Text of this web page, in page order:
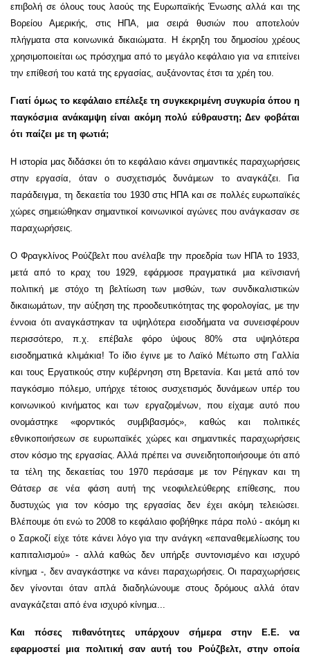
επιβολή σε όλους τους λαούς της Ευρωπαϊκής Ένωσης αλλά και της
Βορείου Αμερικής, στις ΗΠΑ, μια σειρά θυσιών που αποτελούν
πλήγματα στα κοινωνικά δικαιώματα. Η έκρηξη του δημοσίου χρέους
χρησιμοποιείται ως πρόσχημα από το μεγάλο κεφάλαιο για να επιτείνει
την επίθεσή του κατά της εργασίας, αυξάνοντας έτσι τα χρέη του.
Γιατί όμως το κεφάλαιο επέλεξε τη συγκεκριμένη συγκυρία όπου η
παγκόσμια ανάκαμψη είναι ακόμη πολύ εύθραυστη; Δεν φοβάται
ότι παίζει με τη φωτιά;
Η ιστορία μας διδάσκει ότι το κεφάλαιο κάνει σημαντικές παραχωρήσεις
στην εργασία, όταν ο συσχετισμός δυνάμεων το αναγκάζει. Για
παράδειγμα, τη δεκαετία του 1930 στις ΗΠΑ και σε πολλές ευρωπαϊκές
χώρες σημειώθηκαν σημαντικοί κοινωνικοί αγώνες που ανάγκασαν σε
παραχωρήσεις.
Ο Φραγκλίνος Ρούζβελτ που ανέλαβε την προεδρία των ΗΠΑ το 1933,
μετά από το κραχ του 1929, εφάρμοσε πραγματικά μια κεϊνσιανή
πολιτική με στόχο τη βελτίωση των μισθών, των συνδικαλιστικών
δικαιωμάτων, την αύξηση της προοδευτικότητας της φορολογίας, με την
έννοια ότι αναγκάστηκαν τα υψηλότερα εισοδήματα να συνεισφέρουν
περισσότερο, π.χ. επέβαλε φόρο ύψους 80% στα υψηλότερα
εισοδηματικά κλιμάκια! Το ίδιο έγινε με το Λαϊκό Μέτωπο στη Γαλλία
και τους Εργατικούς στην κυβέρνηση στη Βρετανία. Και μετά από τον
παγκόσμιο πόλεμο, υπήρχε τέτοιος συσχετισμός δυνάμεων υπέρ του
κοινωνικού κινήματος και των εργαζομένων, που είχαμε αυτό που
ονομάστηκε «φορντικός συμβιβασμός», καθώς και πολιτικές
εθνικοποιήσεων σε ευρωπαϊκές χώρες και σημαντικές παραχωρήσεις
στον κόσμο της εργασίας. Αλλά πρέπει να συνειδητοποιήσουμε ότι από
τα τέλη της δεκαετίας του 1970 περάσαμε με τον Ρέηγκαν και τη
Θάτσερ σε νέα φάση αυτή της νεοφιλελεύθερης επίθεσης, που
δυστυχώς για τον κόσμο της εργασίας δεν έχει ακόμη τελειώσει.
Βλέπουμε ότι ενώ το 2008 το κεφάλαιο φοβήθηκε πάρα πολύ - ακόμη κι
ο Σαρκοζί είχε τότε κάνει λόγο για την ανάγκη «επαναθεμελίωσης του
καπιταλισμού» - αλλά καθώς δεν υπήρξε συντονισμένο και ισχυρό
κίνημα -, δεν αναγκάστηκε να κάνει παραχωρήσεις. Οι παραχωρήσεις
δεν γίνονται όταν απλά διαδηλώνουμε στους δρόμους αλλά όταν
αναγκάζεται από ένα ισχυρό κίνημα...
Και πόσες πιθανότητες υπάρχουν σήμερα στην Ε.Ε. να
εφαρμοστεί μια πολιτική σαν αυτή του Ρούζβελτ, στην οποία